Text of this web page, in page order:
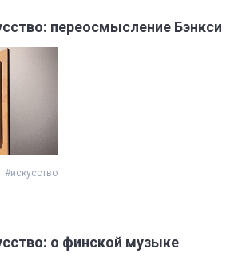
переосмысление Бэнкси
#искусство
о финской музыке